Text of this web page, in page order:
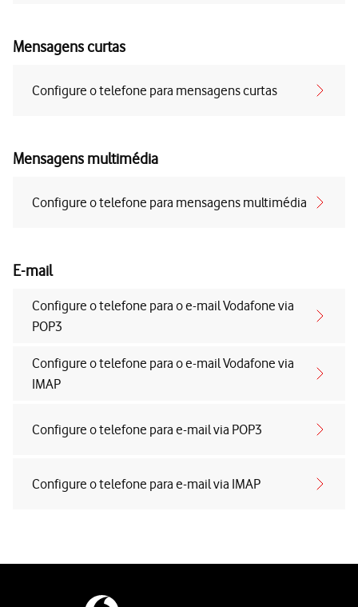
Mensagens curtas
Configure o telefone para mensagens curtas
Mensagens multimédia
Configure o telefone para mensagens multimédia
E-mail
Configure o telefone para o e-mail Vodafone via
POP3
Configure o telefone para o e-mail Vodafone via
IMAP
Configure o telefone para e-mail via POP3
Configure o telefone para e-mail via IMAP